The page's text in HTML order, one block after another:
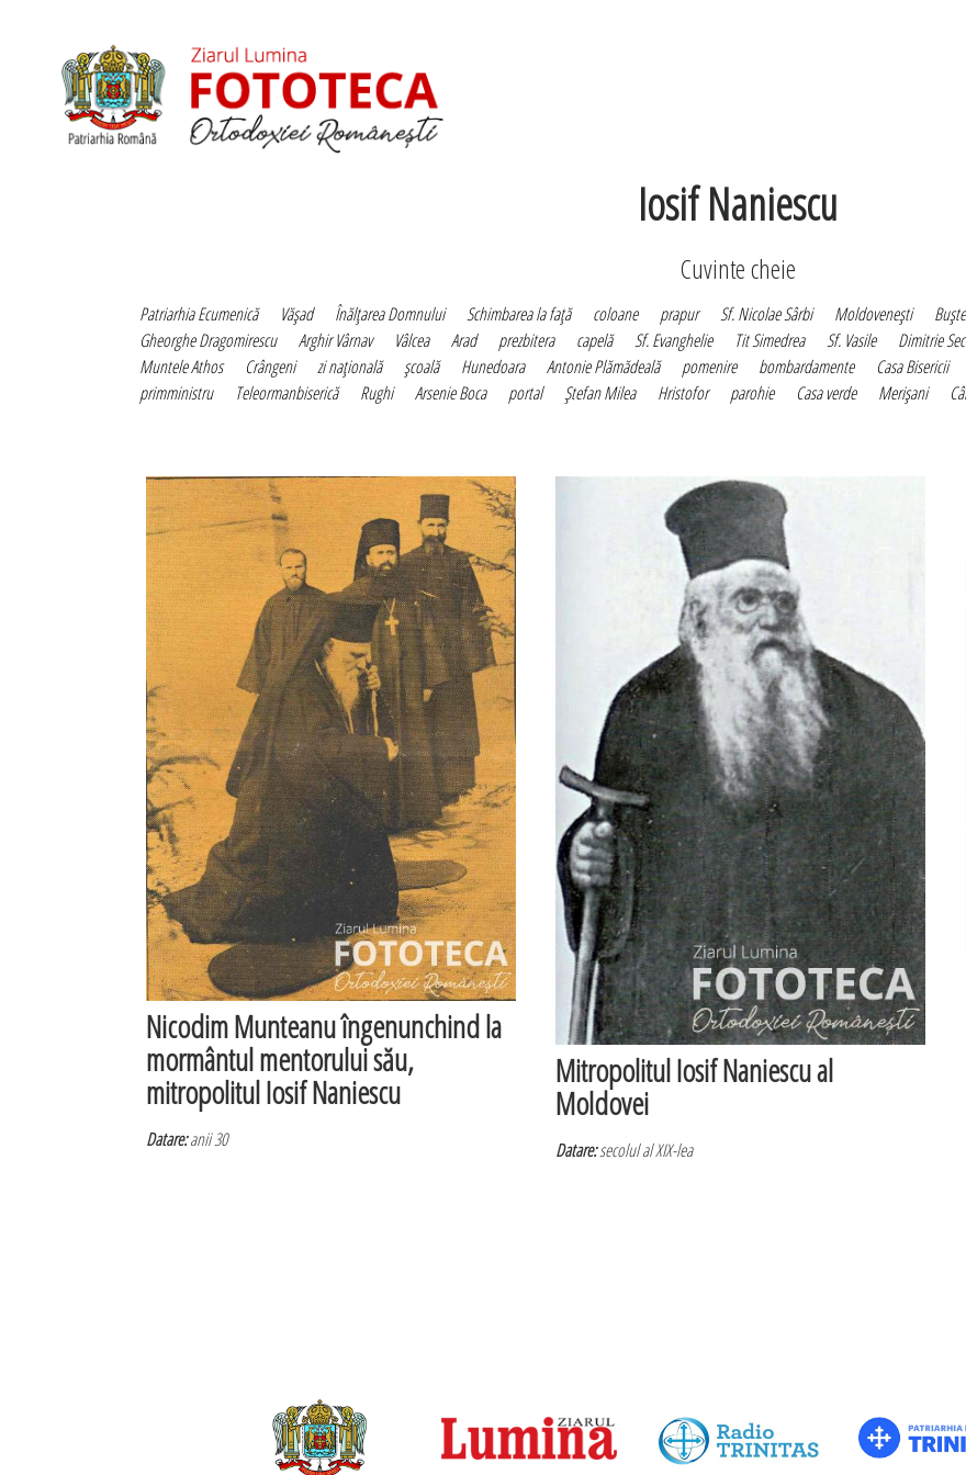
Iosif Naniescu
Cuvinte cheie
Patriarhia Ecumenică Văşad Înălţarea Domnului Schimbarea la faţă coloane prapur Sf. Nicolae Sârbi Moldoveneşti
Gheorghe Dragomirescu
Arghir Vârnav Vâlcea Arad prezbitera capelă Sf. Evanghelie Tit Simedrea Sf. Vasile Dimitrie
Muntele Athos
Crângeni zi naţională şcoală Hunedoara Antonie Plămădeală pomenire bombardamente Casa Bisericii
primministru
Teleormanbiserică Rughi Arsenie Boca portal Ştefan Milea Hristofor parohie Casa verde Merişani
Nicodim Munteanu îngenunchind la
mormântul mentorului său,
mitropolitul Iosif Naniescu
Datare:anii 30
Mitropolitul Iosif Naniescu al
Moldovei
Datare:secolul al XIX-lea